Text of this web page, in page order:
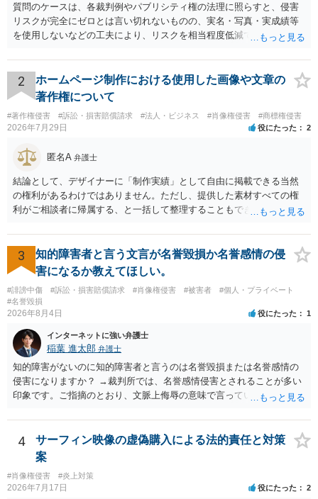
質問のケースは、各裁判例やパブリシティ権の法理に照らすと、侵害
リスクが完全にゼロとは言い切れないものの、実名・写真・実成績等
を使用しないなどの工夫により、リスクを相当程度低減できる設計に
推測できる」という点は、裁判で争われた場合に「専ら顧客吸引力の
利用を目的とする」と判断される余地を残すため、一定の注意が必要
です。 また、広告収益の有無は、侵害判断に一定の影響を与える可能
性がありますが、決定的要因ではありません。 パブリシティ権侵害の
成否は、主に「専ら顧客吸引力の利用を目的とするか」という点で判
断されます。広告収益があることは「商業的目的」を強く示す要素で
すが、それだけで直ちに侵害となるわけではありません。完全無償・
非営利であれば「表現の自由」「創作物」としての側面が強く評価さ
れる可能性があります。一方、広告収益がある場合は「商業利用」と
しての色彩が強まり、リスクが高まる可能性があります。 公開前に変
更・確認しておく事項については、公開の場でアドバイスするにも限
界があるかと思うので、資料等を持参の上、弁護士に相談されること
も一つかと存じます。
2
ホームページ制作における使用した画像や文章の
著作権について
#著作権侵害 #訴訟・損害賠償請求 #法人・ビジネス #肖像権侵害 #商標権侵害
2026年7月29日 役にたった 2
匿名A 弁護士
結論として、デザイナーに「制作実績」として自由に掲載できる当然
の権利があるわけではありません。ただし、提供した素材すべての権
利がご相談者に帰属する、と一括して整理することもできません。 ご
身が著作権者です。 他方、ブランド名、文字主体のロゴ、商品情報、
短いキャッチコピー、販売コンセプトなどは、通常、著作物には当た
りません。ただし、ロゴに独自の図形やイラスト等が含まれる場合に
は、その表現部分が著作物となる可能性があります。 また、人物写真
の著作権は撮影者に、肖像に関する権利は被写体本人に帰属します
（著作権法2条・17条）。 ウェブサイト全体に当然に著作権が生じる
等は別として、一般的なレイアウトや配色、依頼者から提供された素
材を希望に沿って配置した部分には、通常、著作物性は認められにく
いと考えられます。仮に具体的な画面構成の一部に創作性が認められ
ても、その権利は当該部分に限られ、ご相談者の写真や文章等を制作
実績として掲載する権限まで当然に生じるものではありません。 もっ
の同意があれば別です。また、単に制作を担当した事実を記載した
り、公開中のサイトへリンクしたりする行為まで当然に禁止できると
は限りません。 人物写真については、通常のSNSへの無断掲載と同
様、掲載目的、態様、必要性、本人の特定可能性等から判断されま
す。営業目的であり、本人も掲載を拒否していることは、違法性を認
める方向の事情となりますが、自動的に肖像権侵害となるわけではあ
3
知的障害者と言う文言が名誉毀損か名誉感情の侵
害になるか教えてほしい。
#誹謗中傷 #訴訟・損害賠償請求 #肖像権侵害 #被害者
#個人・プライベート
#名誉毀損
2026年8月4日 役にたった 1
インターネットに強い弁護士
稲葉 進太郎 弁護士
知的障害がないのに知的障害者と言うのは名誉毀損または名誉感情の
侵害になりますか？ →裁判所では、名誉感情侵害とされることが多い
印象です。ご指摘のとおり、文脈上侮辱の意味で言っている点も加味
4
サーフィン映像の虚偽購入による法的責任と対策
案
#肖像権侵害 #炎上対策
2026年7月17日 役にたった 2